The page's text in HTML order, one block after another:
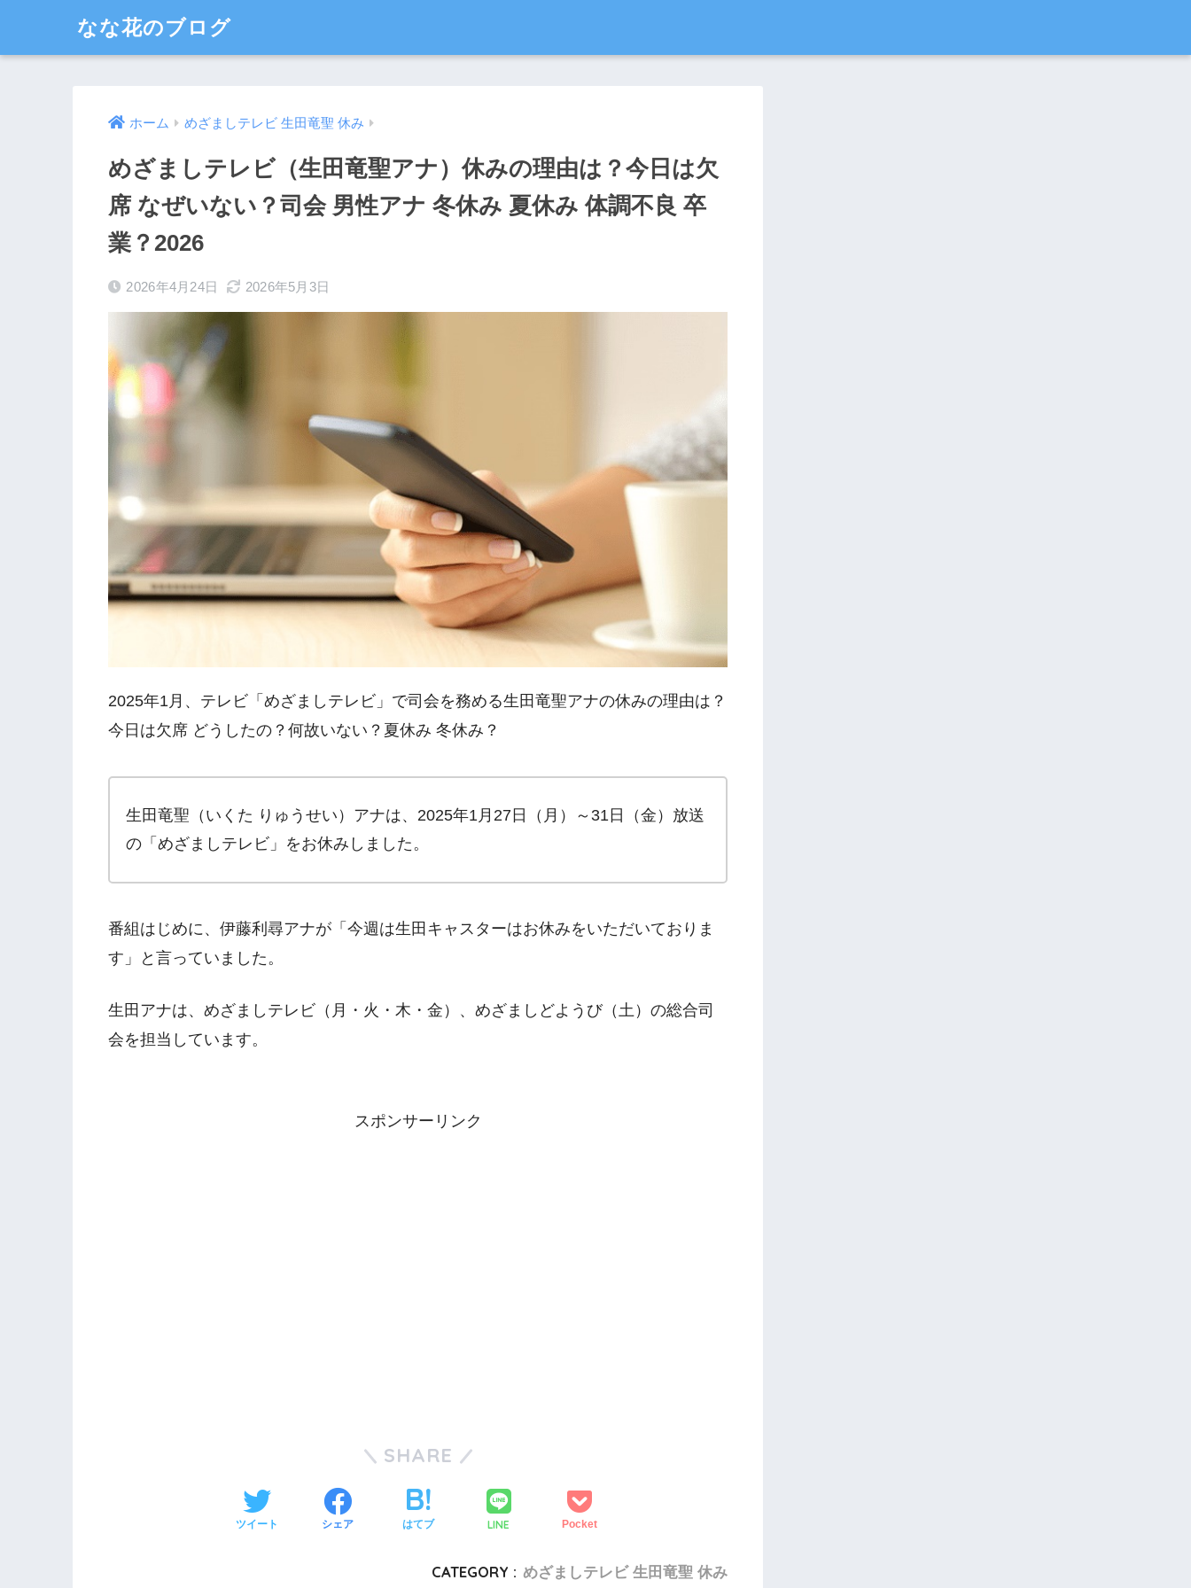
なな花のブログ
ホーム めざましテレビ 生田竜聖 休み
めざましテレビ（生田竜聖アナ）休みの理由は？今日は欠
席 なぜいない？司会 男性アナ 冬休み 夏休み 体調不良 卒
業？2026
2026年4月24日 2026年5月3日
2025年1月、テレビ「めざましテレビ」で司会を務める生田竜聖アナの休みの理由は？
今日は欠席 どうしたの？何故いない？夏休み 冬休み？
生田竜聖（いくた りゅうせい）アナは、2025年1月27日（月）～31日（金）放送
の「めざましテレビ」をお休みしました。
番組はじめに、伊藤利尋アナが「今週は生田キャスターはお休みをいただいておりま
す」と言っていました。
生田アナは、めざましテレビ（月・火・木・金）、めざましどようび（土）の総合司
会を担当しています。
スポンサーリンク
SHARE
ツイート シェア はてブ LINE Pocket
CATEGORY : めざましテレビ 生田竜聖 休み